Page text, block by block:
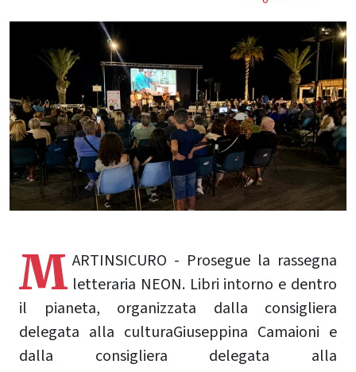
M ARTINSICURO - Prosegue la rassegna
letteraria NEON. Libri intorno e dentro
il pianeta, organizzata dalla consigliera
delegata alla culturaGiuseppina Camaioni e
dalla consigliera delegata alla